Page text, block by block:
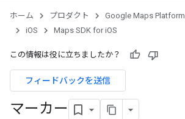
ホーム プロダクト Google Maps Platform
iOS
Maps SDK for iOS
この情報は役に立ちましたか？
フィードバックを送信
マーカー